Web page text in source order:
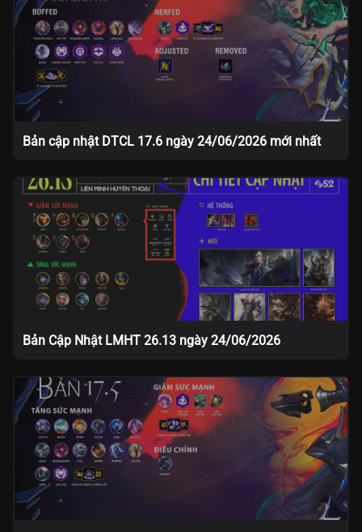
Bản cập nhật DTCL 17.6 ngày 24/06/2026 mới nhất
Bản Cập Nhật LMHT 26.13 ngày 24/06/2026